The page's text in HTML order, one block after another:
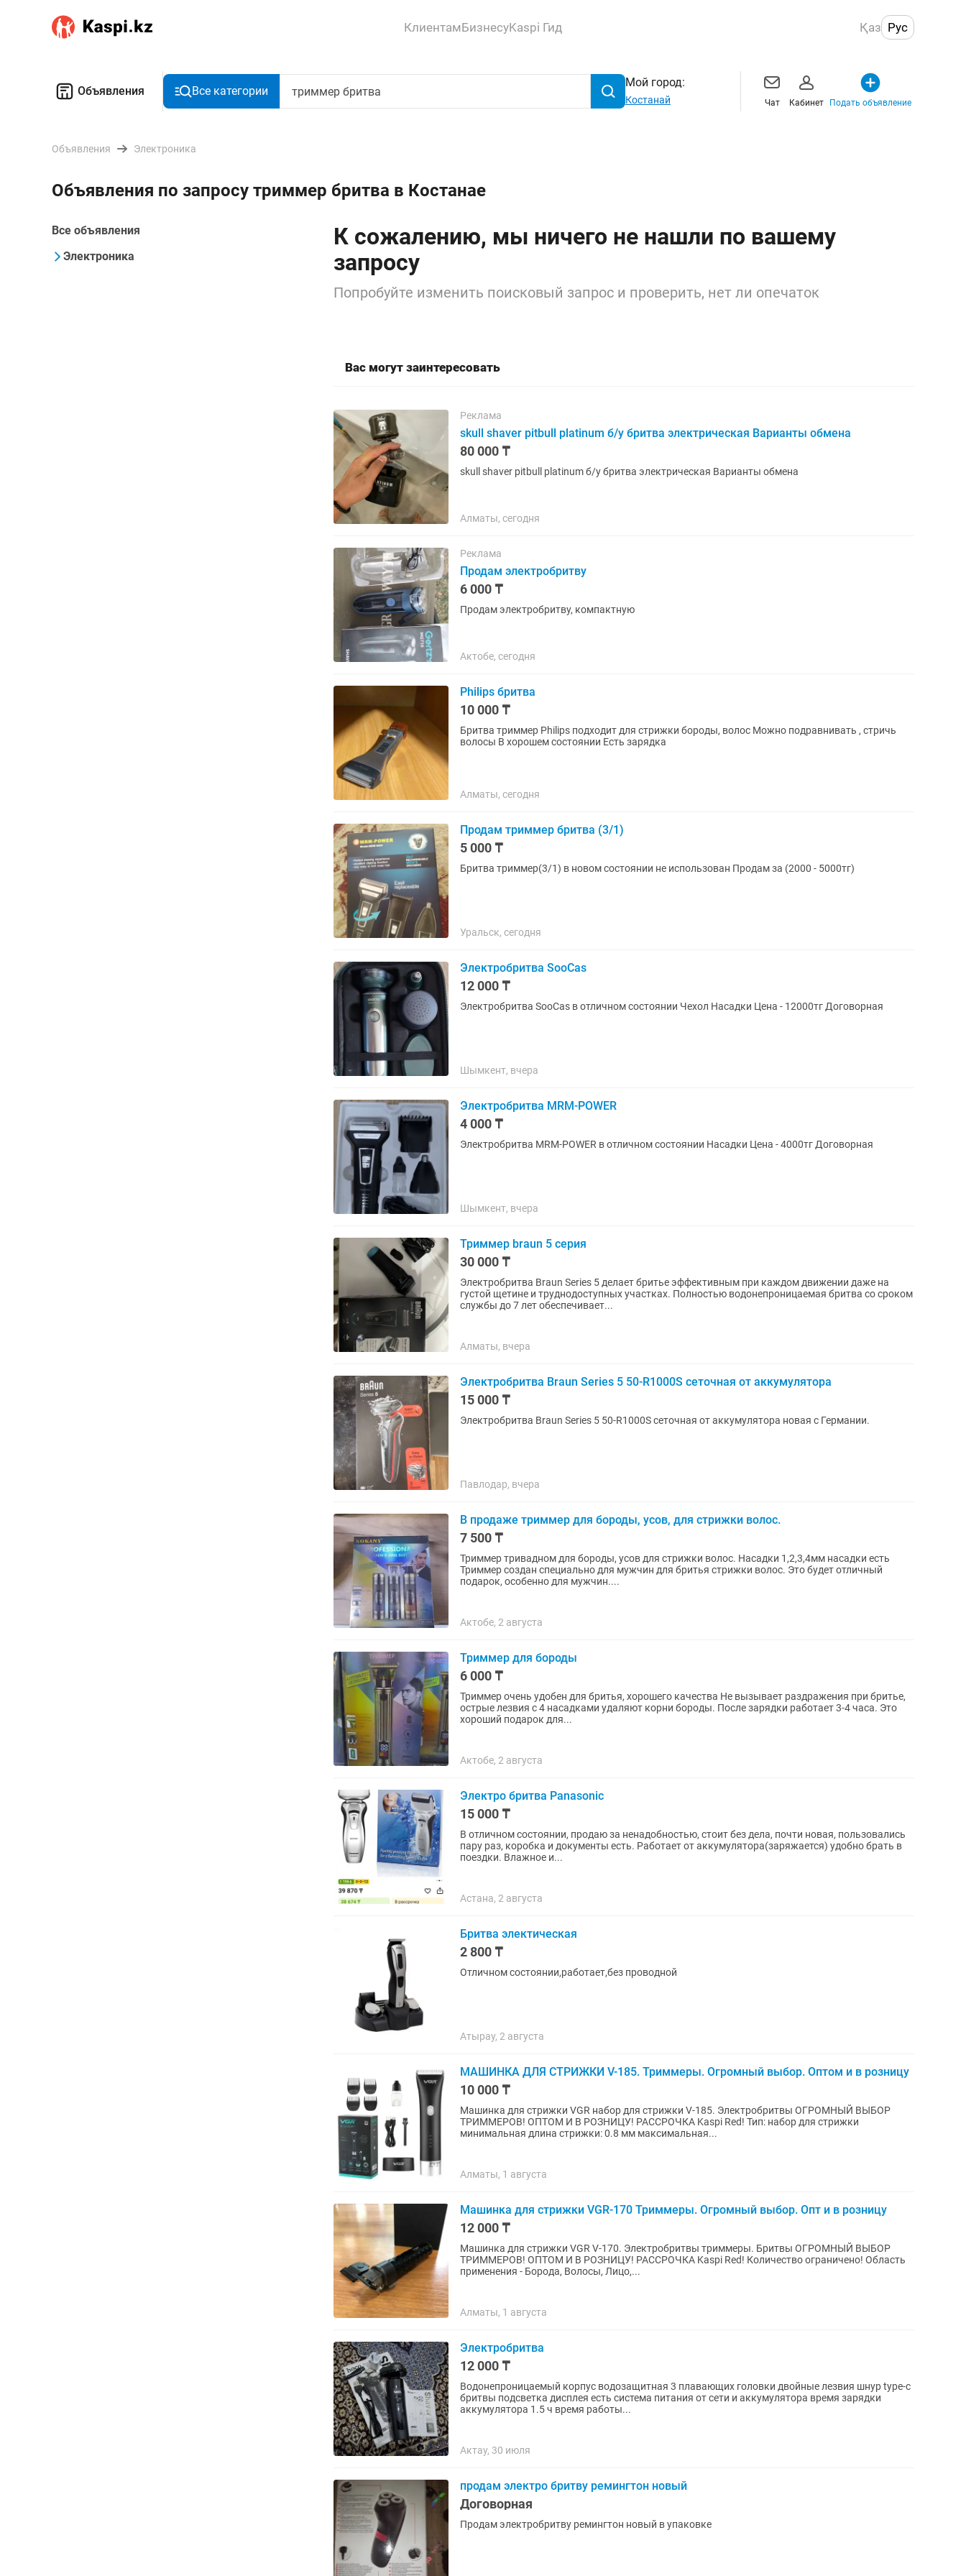
КлиентамБизнесуKaspi Гид Қаз Рус
Объявления Все категории
Мой город:
Костанай Чат Кабинет Подать объявление
Объявления Электроника
Объявления по запросу триммер бритва в Костанае
Все объявления
Электроника
К сожалению, мы ничего не нашли по вашему
запросу
Попробуйте изменить поисковый запрос и проверить, нет ли опечаток
Вас могут заинтересовать
Реклама
skull shaver pitbull platinum б/у бритва электрическая Варианты обмена
80 000 ₸
skull shaver pitbull platinum б/у бритва электрическая Варианты обмена
Алматы, сегодня
Реклама
Продам электробритву
6 000 ₸
Продам электробритву, компактную
Актобе, сегодня
Philips бритва
10 000 ₸
Бритва триммер Philips подходит для стрижки бороды, волос Можно подравнивать , стричь
волосы В хорошем состоянии Есть зарядка
Алматы, сегодня
Продам триммер бритва (3/1)
5 000 ₸
Бритва триммер(3/1) в новом состоянии не использован Продам за (2000 - 5000тг)
Уральск, сегодня
Электробритва SooCas
12 000 ₸
Электробритва SooCas в отличном состоянии Чехол Насадки Цена - 12000тг Договорная
Шымкент, вчера
Электробритва MRM-POWER
4 000 ₸
Электробритва MRM-POWER в отличном состоянии Насадки Цена - 4000тг Договорная
Шымкент, вчера
Триммер braun 5 серия
30 000 ₸
Электробритва Braun Series 5 делает бритье эффективным при каждом движении даже на
густой щетине и труднодоступных участках. Полностью водонепроницаемая бритва со сроком
службы до 7 лет обеспечивает...
Алматы, вчера
Электробритва Braun Series 5 50-R1000S сеточная от аккумулятора
15 000 ₸
Электробритва Braun Series 5 50-R1000S сеточная от аккумулятора новая с Германии.
Павлодар, вчера
В продаже триммер для бороды, усов, для стрижки волос.
7 500 ₸
Триммер тривадном для бороды, усов для стрижки волос. Насадки 1,2,3,4мм насадки есть
Триммер создан специально для мужчин для бритья стрижки волос. Это будет отличный
подарок, особенно для мужчин....
Актобе, 2 августа
Триммер для бороды
6 000 ₸
Триммер очень удобен для бритья, хорошего качества Не вызывает раздражения при бритье,
острые лезвия с 4 насадками удаляют корни бороды. После зарядки работает 3-4 часа. Это
хороший подарок для...
Актобе, 2 августа
Электро бритва Panasonic
15 000 ₸
В отличном состоянии, продаю за ненадобностью, стоит без дела, почти новая, пользовались
пару раз, коробка и документы есть. Работает от аккумулятора(заряжается) удобно брать в
поездки. Влажное и...
Астана, 2 августа
Бритва электическая
2 800 ₸
Отличном состоянии,работает,без проводной
Атырау, 2 августа
МАШИНКА ДЛЯ СТРИЖКИ V-185. Триммеры. Огромный выбор. Оптом и в розницу
10 000 ₸
Машинка для стрижки VGR набор для стрижки V-185. Электробритвы ОГРОМНЫЙ ВЫБОР
ТРИММЕРОВ! ОПТОМ И В РОЗНИЦУ! РАССРОЧКА Kaspi Red! Тип: набор для стрижки
минимальная длина стрижки: 0.8 мм максимальная...
Алматы, 1 августа
Машинка для стрижки VGR-170 Триммеры. Огромный выбор. Опт и в розницу
12 000 ₸
Машинка для стрижки VGR V-170. Электробритвы триммеры. Бритвы ОГРОМНЫЙ ВЫБОР
ТРИММЕРОВ! ОПТОМ И В РОЗНИЦУ! РАССРОЧКА Kaspi Red! Количество ограничено! Область
применения - Борода, Волосы, Лицо,...
Алматы, 1 августа
Электробритва
12 000 ₸
Водонепроницаемый корпус водозащитная 3 плавающих головки двойные лезвия шнур type-c
бритвы подсветка дисплея есть система питания от сети и аккумулятора время зарядки
аккумулятора 1.5 ч время работы...
Актау, 30 июля
продам электро бритву ремингтон новый
Договорная
Продам электробритву ремингтон новый в упаковке